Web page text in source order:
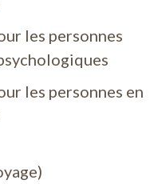
de soins à domicile.
Toute personne
de nettoyage, soins
les personnes
les personnes en